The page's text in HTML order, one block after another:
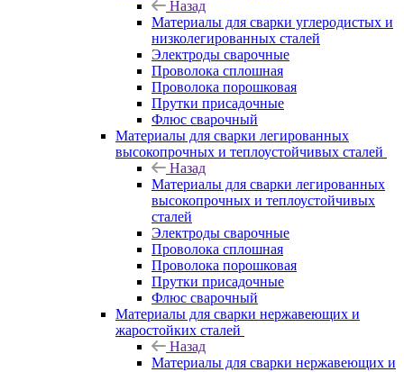
Назад
Материалы для сварки углеродистых и
низколегированных сталей
Электроды сварочные
Проволока сплошная
Проволока порошковая
Прутки присадочные
Флюс сварочный
Материалы для сварки легированных
высокопрочных и теплоустойчивых сталей
Назад
Материалы для сварки легированных
высокопрочных и теплоустойчивых
сталей
Электроды сварочные
Проволока сплошная
Проволока порошковая
Прутки присадочные
Флюс сварочный
Материалы для сварки нержавеющих и
жаростойких сталей
Назад
Материалы для сварки нержавеющих и